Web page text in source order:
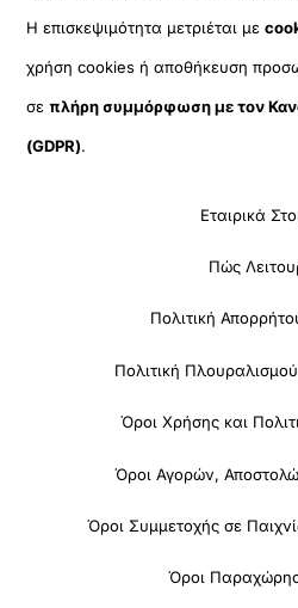
Η επισκεψιμότητα μετριέται με
χρήση cookies ή αποθήκευση
σεπλήρη συμμόρφωση με τον
(GDPR).
Εταιρικά
Πώς
Πολιτική
Πολιτική
Όροι Χρήσης και
Όροι Αγορών,
Όροι Συμμετοχής σε
Όροι